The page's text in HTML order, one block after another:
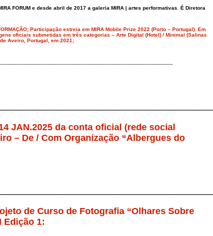
FORUM e desde abril de 2017 a galeria MIRA | artes performativas
É Diretora
Participação estreia em MIRA Mobile Prize 2022 (Porto – Portugal). Em
oficiais submetidas em três categorias – Arte Digital (Hotel) / Minimal (Salinas
Aveiro, Portugal, em 2021;
JAN.2025 da conta oficial (rede social
– De / Com Organização “Albergues do
de Curso de Fotografia “Olhares Sobre
Edição 1: